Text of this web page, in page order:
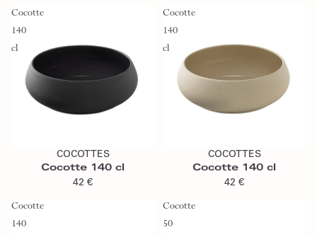
Cocotte
140
cl
COCOTTES
Cocotte 140 cl
42 €
Cocotte
140
cl
COCOTTES
Cocotte 140 cl
42 €
Cocotte
140
Cocotte
50